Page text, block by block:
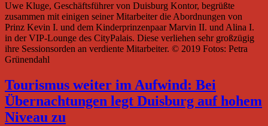
Uwe Kluge, Geschäftsführer von Duisburg Kontor, begrüßte
zusammen mit einigen seiner Mitarbeiter die Abordnungen von
Prinz Kevin I. und dem Kinderprinzenpaar Marvin II. und Alina I.
in der VIP-Lounge des CityPalais. Diese verliehen sehr großzügig
ihre Sessionsorden an verdiente Mitarbeiter. © 2019 Fotos: Petra
Grünendahl
Tourismus weiter im Aufwind: Bei
Übernachtungen legt Duisburg auf hohem
Niveau zu